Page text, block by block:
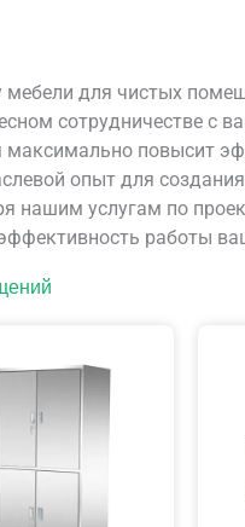
для чистых
сотрудничестве с
повысит
опыт для
нашим услугам по
работы